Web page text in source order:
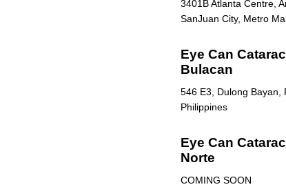
3401B Atlanta Centre,
SanJuan City, Metro
Eye Can
Bulacan
546 E3, Dulong Bayan,
Philippines
Eye Can
Norte
COMING SOON